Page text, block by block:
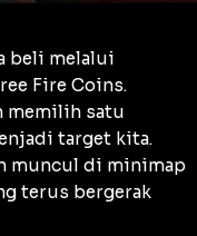
beli melalui
Fire Coins.
memilih satu
target kita.
muncul di minimap
terus bergerak